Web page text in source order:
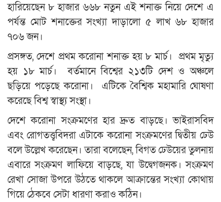
হারিয়েছেন ৮ হাজার ৬৬৮ নতুন এই শনাক্ত নিয়ে দেশে এ
পর্যন্ত মোট শনাক্তের সংখ্যা দাড়ালো ৫ লাখ ৬৮ হাজার
৭০৬ জন।
প্রসঙ্গত, দেশে প্রথম করোনা শনাক্ত হয় ৮ মার্চ। প্রথম মৃত্যু
হয় ১৮ মার্চ। বর্তমানে বিশ্বের ২১৩টি দেশ ও অঞ্চলে
ছড়িয়ে পড়েছে করোনা। এটিকে বৈশ্বিক মহামারি ঘোষণা
করেছে বিশ্ব স্বাস্থ্য সংস্থা।
দেশে করোনা সংক্রমণের হার দ্রুত বাড়ছে। ভাইরাসবিদ
এবং রোগতত্ত্ববিদরা এটাকে করোনা সংক্রমণের দ্বিতীয় ঢেউ
বলে উল্লেখ করেছেন। তারা বলেছেন, বিগত ঢেউয়ের তুলনায়
এবারে সংক্রমণ লাফিয়ে বাড়ছে, যা উদ্বেগজনক। সংক্রমণ
রেখা সোজা উপরে উঠতে থাকলে আক্রান্তের সংখ্যা কোথায়
গিয়ে ঠেকবে সেটা ধারণা করাও কঠিন।